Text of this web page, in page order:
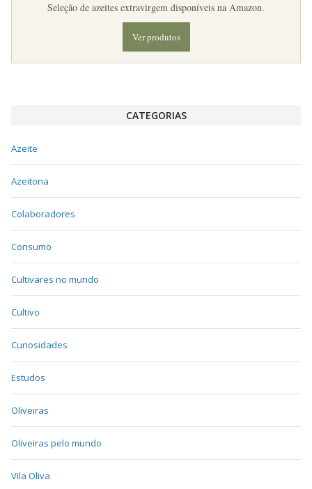
Seleção de azeites extravirgem disponíveis na Amazon.
Ver produtos
CATEGORIAS
Azeite
Azeitona
Colaboradores
Consumo
Cultivares no mundo
Cultivo
Curiosidades
Estudos
Oliveiras
Oliveiras pelo mundo
Vila Oliva